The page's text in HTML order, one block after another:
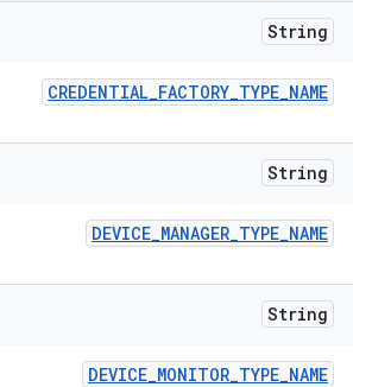
String
CREDENTIAL_FACTORY_TYPE_NAME
String
DEVICE_MANAGER_TYPE_NAME
String
DEVICE_MONITOR_TYPE_NAME